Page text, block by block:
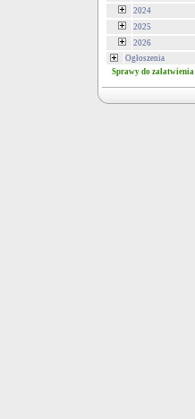
2024
2025
2026
Ogłoszenia
Sprawy do załatwienia